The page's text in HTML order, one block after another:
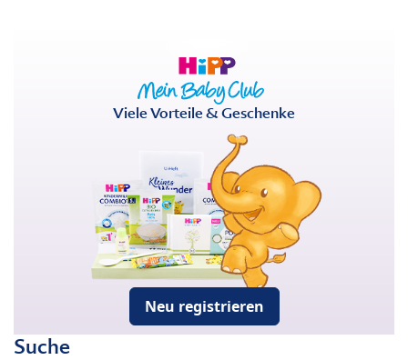
Viele Vorteile & Geschenke
Neu registrieren
Suche